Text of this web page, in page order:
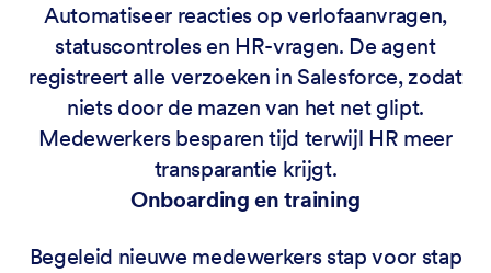
Automatiseer reacties op verlofaanvragen,
statuscontroles en HR-vragen. De agent
registreert alle verzoeken in Salesforce, zodat
niets door de mazen van het net glipt.
Medewerkers besparen tijd terwijl HR meer
transparantie krijgt.
Onboarding en training
Begeleid nieuwe medewerkers stap voor stap